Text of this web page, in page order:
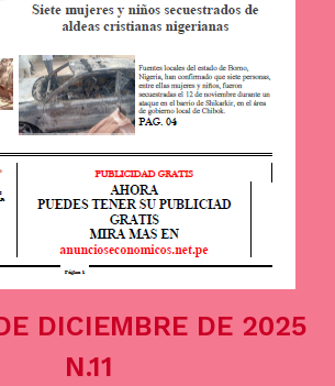
DICIEMBRE DE 2025
N.11